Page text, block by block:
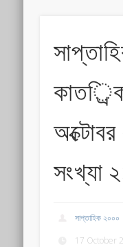
সংখ্যা
সাপ্তাহিক ২০০০
17 October